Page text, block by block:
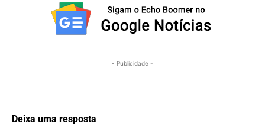
- Publicidade -
Deixa uma resposta